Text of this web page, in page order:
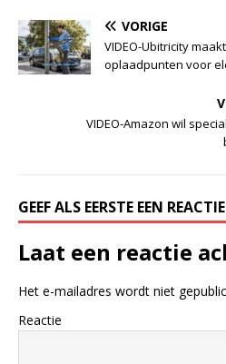
VORIGE
VIDEO-Ubitricity
oplaadpunten voor
VIDEO-Amazon wil
GEEF ALS EERSTE EEN REACTIE
Laat een reactie
Het e-mailadres wordt niet
Reactie